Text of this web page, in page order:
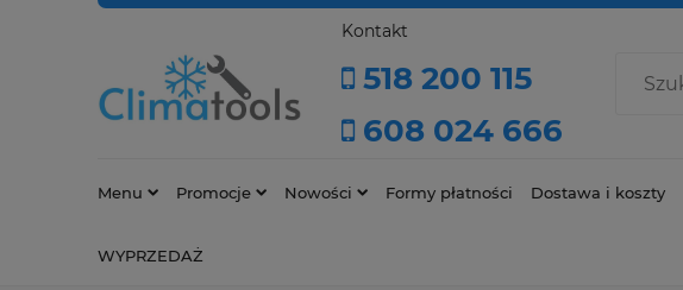
Kontakt
518 200 115
608 024 666
Menu Promocje Nowości Formy płatności Dostawa i koszty
WYPRZEDAŻ